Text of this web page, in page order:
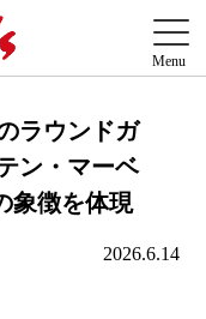
ラウンドガ
ン・マーベ
象徴を体現
2026.6.14